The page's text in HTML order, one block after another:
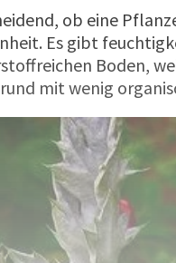
ob eine
Es gibt
Boden,
mit wenig